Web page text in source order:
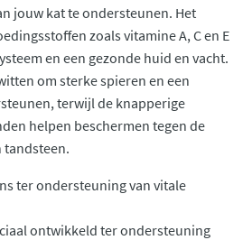
jouw kat te ondersteunen. Het
zoals vitamine A, C en E
en een gezonde huid en vacht.
om sterke spieren en een
terwijl de knapperige
helpen beschermen tegen de
tandsteen.
ter ondersteuning van vitale
ontwikkeld ter ondersteuning